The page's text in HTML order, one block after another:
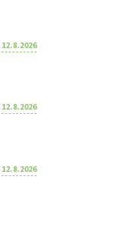
12.8.2026
12.8.2026
12.8.2026